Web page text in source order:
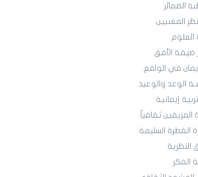
الضمائر
المعنيين
العلوم
ضيقة الأفق
في الواقع
الوعد والوعيد
إيمانية
المزيفين ثقافياً
الفطرة السليمة
النظرية
الفكر